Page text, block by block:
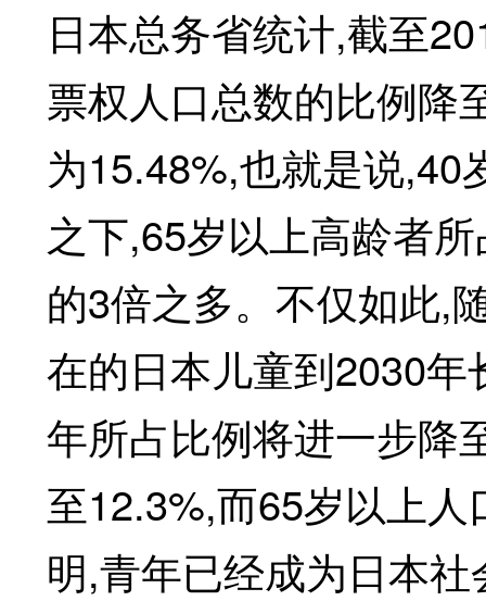
日本总务省统计,截至
票权人口总数的比例降
为15.48%,也就是说,40
之下,65岁以上高龄者
的3倍之多。不仅如此,
在的日本儿童到2030
年所占比例将进一步降
至12.3%,而65岁以上
明,青年已经成为日本